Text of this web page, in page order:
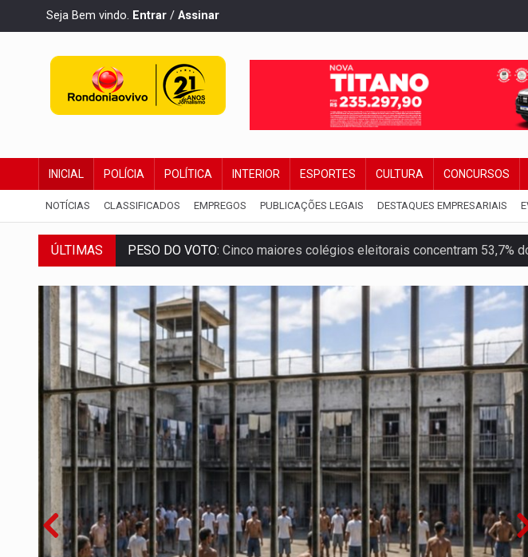
Seja Bem vindo. Entrar / Assinar
INICIAL POLÍCIA POLÍTICA INTERIOR ESPORTES CULTURA CONCURSOS
NOTÍCIAS CLASSIFICADOS EMPREGOS PUBLICAÇÕES LEGAIS DESTAQUES EMPRESARIAIS
ÚLTIMAS COLUNA SEMANAL:Largada foi dada e candidatos ao Governo de RO
SOB SUSPEITA:Entrega de 286 máquinas em Rondônia coincide com
ARTIGO:Reter até 50% no distrato imobiliário é legal, mas não pode ser
DO HOSPITAL AO CAMPO: Veja as mais de 200 ações de Marcos
EXPANSÃO:Grupo Nova Era amplia presença em PVH e transforma
ROTA GLOBAL:PCC amplia presença internacional e transforma Brasil
CONEXÃO RONDONIAOVIVO:Museólogo Antônio Ocampo conduz a
EXTENSÃO DE DANOS:Ferroviários pedem ao Iphan recuperação de
'XANDY DO MOTOCROSS': Pai morre em acidente na BR-364 duas
PESO DO VOTO:Cinco maiores colégios eleitorais concentram 53,7%